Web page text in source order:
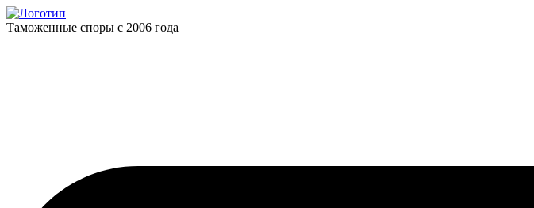
Таможенные споры с 2006 года